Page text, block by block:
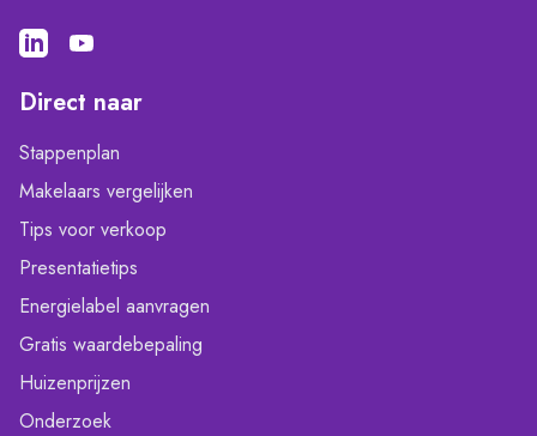
Direct naar
Stappenplan
Makelaars vergelijken
Tips voor verkoop
Presentatietips
Energielabel aanvragen
Gratis waardebepaling
Huizenprijzen
Onderzoek